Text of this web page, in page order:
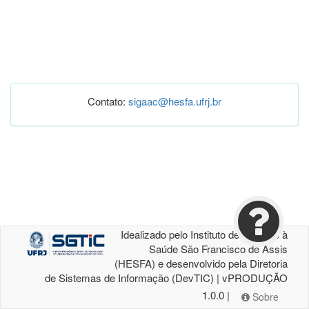
Contato: sigaac@hesfa.ufrj.br
Idealizado pelo Instituto de Atenção à
Saúde São Francisco de Assis
(HESFA) e desenvolvido pela Diretoria
de Sistemas de Informação (DevTIC) | vPRODUÇÃO
1.0.0 |
Sobre